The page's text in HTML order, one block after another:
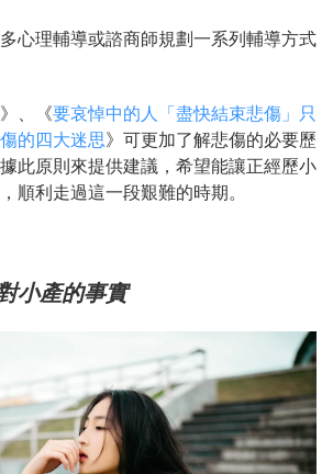
心理輔導或諮商師規劃一系列輔導方式
》、《要哀悼中的人「盡快結束悲傷」只
的四大迷思》可更加了解悲傷的必要歷
此原則來提供建議，希望能讓正經歷小
順利走過這一段艱難的時期。
小產的事實